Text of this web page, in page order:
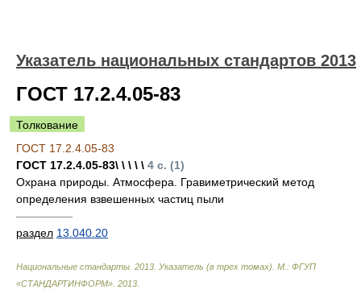
Указатель национальных стандартов 2013
ГОСТ 17.2.4.05-83
Толкование
ГОСТ 17.2.4.05-83
ГОСТ 17.2.4.05-83\ \ \ \ \ 4 с. (1)
Охрана природы. Атмосфера. Гравиметрический метод
определения взвешенных частиц пыли
—————
раздел 13.040.20
Национальные стандарты. 2013. Указатель (в трех томах). М.: ФГУП
«СТАНДАРТИНФОРМ» 2013